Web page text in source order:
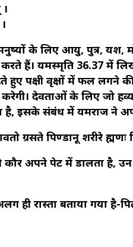
के लिए आयु, पुत्र, यश,
हैं। यमस्मृति 36.37 में
हुए पक्षी वृक्षों में फल लगने
करेगी। देवताओं के लिए जो
है, इसके संबंध में यमराज ने
ग्रसते पिण्डानू शरीरे
कौर अपने पेट में डालता है, उन
ही रास्ता बताया गया है-